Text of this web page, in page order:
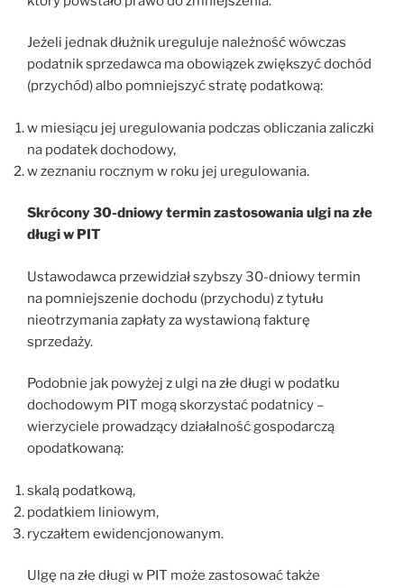
Jeżeli jednak dłużnik ureguluje należność wówczas
podatnik sprzedawca ma obowiązek zwiększyć dochód
(przychód) albo pomniejszyć stratę podatkową:
w miesiącu jej uregulowania podczas obliczania zaliczki
na podatek dochodowy,
w zeznaniu rocznym w roku jej uregulowania.
Skrócony 30-dniowy termin zastosowania ulgi na złe
długi w PIT
Ustawodawca przewidział szybszy 30-dniowy termin
na pomniejszenie dochodu (przychodu) z tytułu
nieotrzymania zapłaty za wystawioną fakturę
sprzedaży.
Podobnie jak powyżej z ulgi na złe długi w podatku
dochodowym PIT mogą skorzystać podatnicy –
wierzyciele prowadzący działalność gospodarczą
opodatkowaną:
skalą podatkową,
podatkiem liniowym,
ryczałtem ewidencjonowanym.
Ulgę na złe długi w PIT może zastosować także